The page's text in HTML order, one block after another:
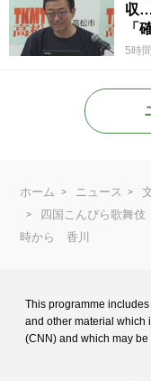
収
「
5時
ホーム ニュース
四国こんぴら歌舞
時から 香川
This programme
and other material which
(CNN) and which may be